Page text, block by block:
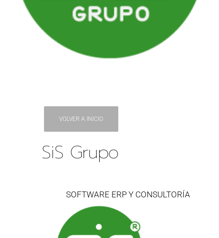
VOLVER A INICIO
SiS Grupo
SOFTWARE ERP Y CONSULTORÍA